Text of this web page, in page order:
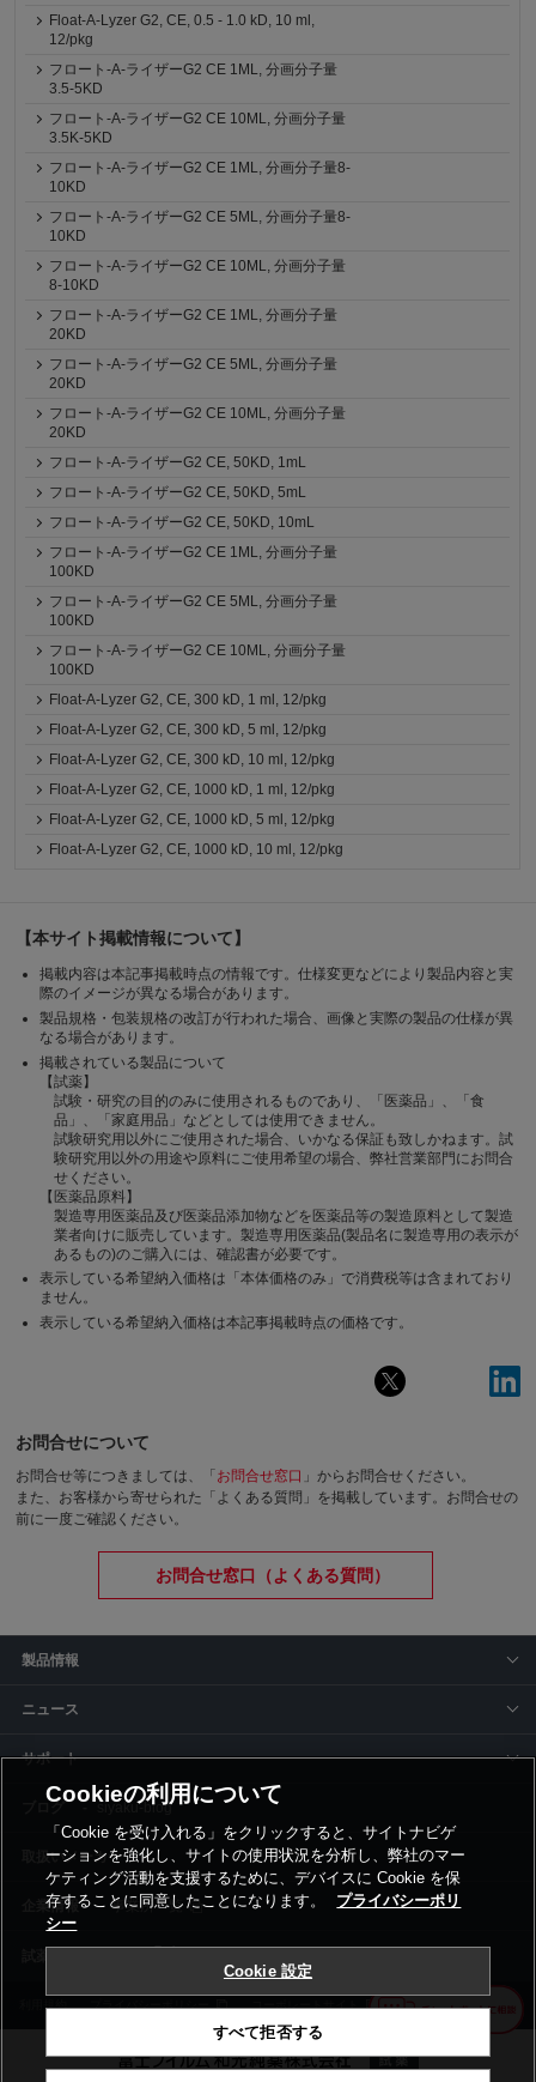
Float-A-Lyzer G2, CE, 0.5 - 1.0 kD, 10 ml,
12/pkg
フロート-A-ライザーG2 CE 1ML, 分画分子量
3.5-5KD
フロート-A-ライザーG2 CE 10ML, 分画分子量
3.5K-5KD
フロート-A-ライザーG2 CE 1ML, 分画分子量8-
10KD
フロート-A-ライザーG2 CE 5ML, 分画分子量8-
10KD
フロート-A-ライザーG2 CE 10ML, 分画分子量
8-10KD
フロート-A-ライザーG2 CE 1ML, 分画分子量
20KD
フロート-A-ライザーG2 CE 5ML, 分画分子量
20KD
フロート-A-ライザーG2 CE 10ML, 分画分子量
20KD
フロート-A-ライザーG2 CE, 50KD, 1mL
フロート-A-ライザーG2 CE, 50KD, 5mL
フロート-A-ライザーG2 CE, 50KD, 10mL
フロート-A-ライザーG2 CE 1ML, 分画分子量
100KD
フロート-A-ライザーG2 CE 5ML, 分画分子量
100KD
フロート-A-ライザーG2 CE 10ML, 分画分子量
100KD
Float-A-Lyzer G2, CE, 300 kD, 1 ml, 12/pkg
Float-A-Lyzer G2, CE, 300 kD, 5 ml, 12/pkg
Float-A-Lyzer G2, CE, 300 kD, 10 ml, 12/pkg
Float-A-Lyzer G2, CE, 1000 kD, 1 ml, 12/pkg
Float-A-Lyzer G2, CE, 1000 kD, 5 ml, 12/pkg
Float-A-Lyzer G2, CE, 1000 kD, 10 ml, 12/pkg
【本サイト掲載情報について】
掲載内容は本記事掲載時点の情報です。仕様変更などにより製品内容と実
際のイメージが異なる場合があります。
製品規格・包装規格の改訂が行われた場合、画像と実際の製品の仕様が異
なる場合があります。
掲載されている製品について
【試薬】
試験・研究の目的のみに使用されるものであり、「医薬品」、「食
品」、「家庭用品」などとしては使用できません。
試験研究用以外にご使用された場合、いかなる保証も致しかねます。試
験研究用以外の用途や原料にご使用希望の場合、弊社営業部門にお問合
せください。
【医薬品原料】
製造専用医薬品及び医薬品添加物などを医薬品等の製造原料として製造
業者向けに販売しています。製造専用医薬品(製品名に製造専用の表示が
あるもの)のご購入には、確認書が必要です。
表示している希望納入価格は「本体価格のみ」で消費税等は含まれており
ません。
表示している希望納入価格は本記事掲載時点の価格です。
お問合せについて
お問合せ等につきましては、「 お問合せ窓口 」からお問合せください。
また、お客様から寄せられた「よくある質問」を掲載しています。お問合せの
前に一度ご確認ください。
お問合せ窓口（よくある質問）
製品情報
ニュース
サポート
siyaku-blog
取扱いメーカー
事業所一覧
利用規約 プライバシーポリシー コーポレートサイト Cookie設定
Cookieの利用について
「Cookie を受け入れる」をクリックすると、サイトナビゲ
ーションを強化し、サイトの使用状況を分析し、弊社のマー
ケティング活動を支援するために、デバイスに Cookie を保
存することに同意したことになります。
プライバシーポリ
シー
Cookie 設定
すべて拒否する